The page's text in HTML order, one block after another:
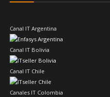
Canal IT Argentina
Canal IT Bolivia
Canal IT Chile
Canales IT Colombia